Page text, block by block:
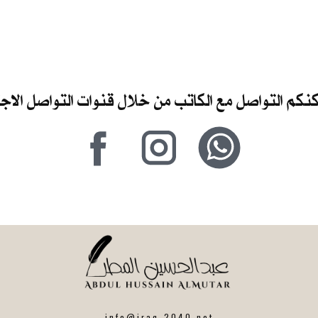
التواصل مع الكاتب من خلال قنوات التواصل